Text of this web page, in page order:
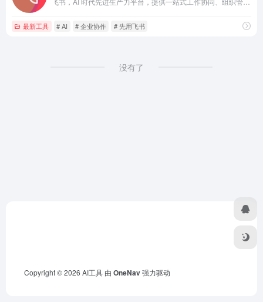
最新工具 # AI # 企业协作 # 先用飞书
没有了
Copyright © 2026 AI工具 由 OneNav强力驱动